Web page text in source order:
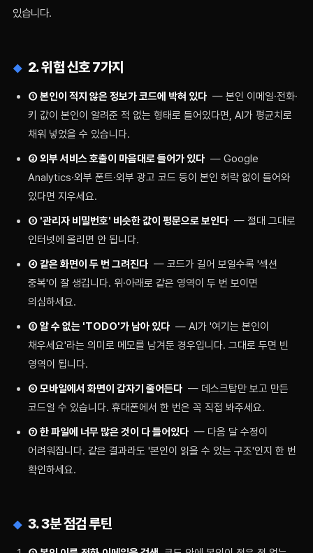
있습니다.
2. 위험 신호 7가지
① 본인이 적지 않은 정보가 코드에 박혀 있다 — 본인 이메일·전화·
키 값이 본인이 알려준 적 없는 형태로 들어있다면, AI가 평균치로
채워 넣었을 수 있습니다.
② 외부 서비스 호출이 마음대로 들어가 있다 — Google
Analytics·외부 폰트·외부 광고 코드 등이 본인 허락 없이 들어와
있다면 지우세요.
③ '관리자 비밀번호' 비슷한 값이 평문으로 보인다 — 절대 그대로
인터넷에 올리면 안 됩니다.
④ 같은 화면이 두 번 그려진다 — 코드가 길어 보일수록 '섹션
중복'이 잘 생깁니다. 위·아래로 같은 영역이 두 번 보이면
의심하세요.
⑤ 알 수 없는 'TODO'가 남아 있다 — AI가 '여기는 본인이
채우세요'라는 의미로 메모를 남겨둔 경우입니다. 그대로 두면 빈
영역이 됩니다.
⑥ 모바일에서 화면이 갑자기 줄어든다 — 데스크탑만 보고 만든
코드일 수 있습니다. 휴대폰에서 한 번은 꼭 직접 봐주세요.
⑦ 한 파일에 너무 많은 것이 다 들어있다 — 다음 달 수정이
어려워집니다. 같은 결과라도 '본인이 읽을 수 있는 구조'인지 한 번
확인하세요.
3. 3분 점검 루틴